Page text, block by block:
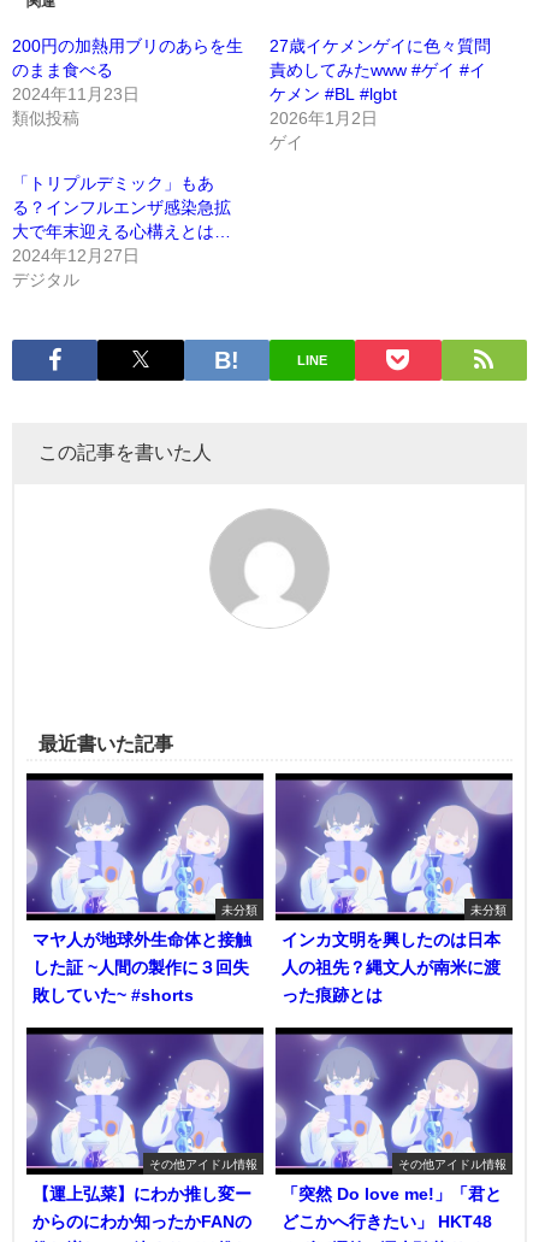
200円の加熱用ブリのあらを生
のまま食べる
2024年11月23日
類似投稿
27歳イケメンゲイに色々質問
責めしてみたwww #ゲイ #イ
ケメン #BL #lgbt
2026年1月2日
ゲイ
「トリプルデミック」もあ
る？インフルエンザ感染急拡
大で年末迎える心構えとは…
2024年12月27日
デジタル
LINE
この記事を書いた人
最近書いた記事
未分類
マヤ人が地球外生命体と接触
した証 ~人間の製作に３回失
敗していた~ #shorts
未分類
インカ文明を興したのは日本
人の祖先？縄文人が南米に渡
った痕跡とは
その他アイドル情報
【運上弘菜】にわか推し変ー
からのにわか知ったかFANの
その他アイドル情報
「突然 Do love me!」「君と
どこかへ行きたい」 HKT48